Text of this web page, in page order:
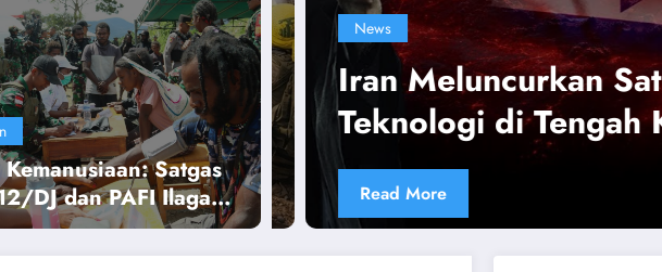
Satgas
DJ dan PAFI Ilaga
Gratis di
Papua Tengah
News
Meluncurkan Satelit Nahid-2: Jejak
di Tengah Krisis Global
Read More